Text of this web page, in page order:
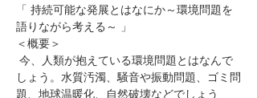
「 持続可能な発展とはなにか～環境問題を
語りながら考える～ 」
＜概要＞
今、人類が抱えている環境問題とはなんで
しょう。水質汚濁、騒音や振動問題、ゴミ問
題、地球温暖化、自然破壊などでしょう